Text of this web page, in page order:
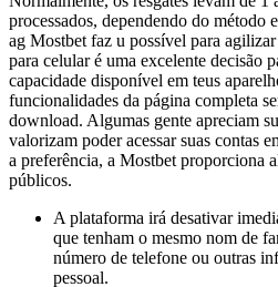
processados, dependendo do método
ag Mostbet faz u possível para
para celular é uma excelente decisão
capacidade disponível em teus
funcionalidades da página completa
download. Algumas gente apreciam
valorizam poder acessar suas contas
a preferência, a Mostbet proporciona
públicos.
A plataforma irá desativar
que tenham o mesmo nom de
número de telefone ou outras
pessoal.